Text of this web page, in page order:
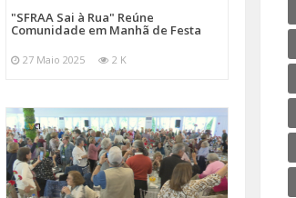
"SFRAA Sai à Rua" Reúne
Comunidade em Manhã de Festa
27 Maio 2025 2 K